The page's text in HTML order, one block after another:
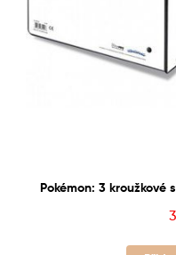
Pokémon: 3 kroužkové